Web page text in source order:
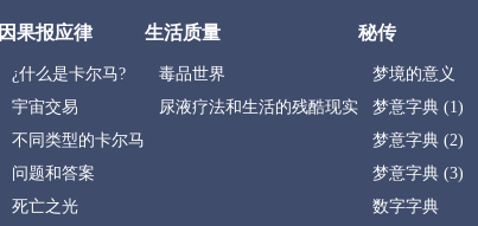
因果报应律
¿什么是卡尔马?
宇宙交易
不同类型的卡尔马
问题和答案
死亡之光
生活质量
毒品世界
尿液疗法和生活的残酷现实
秘传
梦境的意义
梦意字典 (1)
梦意字典 (2)
梦意字典 (3)
数字字典